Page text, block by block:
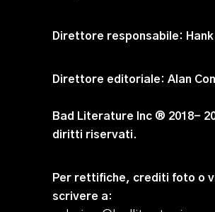
Direttore responsabile:
Direttore editoriale: Alan
Bad Literature Inc ® 2018-
diritti riservati.
Per rettifiche, crediti foto o
scrivere a: